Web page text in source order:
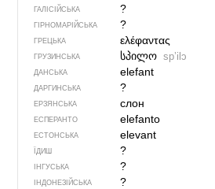
ГАЛІСІЙСЬКА ?
ГІРНОМАРІЙСЬКА ?
ГРЕЦЬКА ελέφαντας
ГРУЗИНСЬКА სპილო spʼilɔ
ДАНСЬКА elefant
ДАРГИНСЬКА ?
ЕРЗЯНСЬКА слон
ЕСПЕРАНТО elefanto
ЕСТОНСЬКА elevant
ЇДИШ ?
ІНГУСЬКА ?
ІНДОНЕЗІЙСЬКА ?